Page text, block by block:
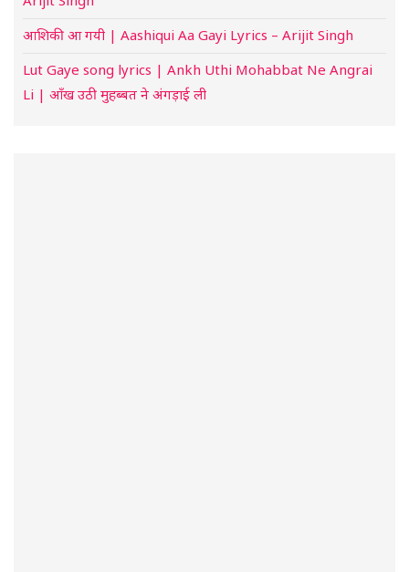
आशिकी आ गयी | Aashiqui Aa Gayi Lyrics – Arijit Singh
Lut Gaye song lyrics | Ankh Uthi Mohabbat Ne Angrai
Li | आँख उठी मुहब्बत ने अंगड़ाई ली